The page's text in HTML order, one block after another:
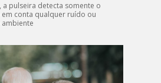
a pulseira detecta somente o
conta qualquer ruído ou